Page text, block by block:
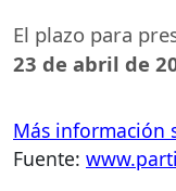
El plazo para
23 de abril de
Más información
Fuente: